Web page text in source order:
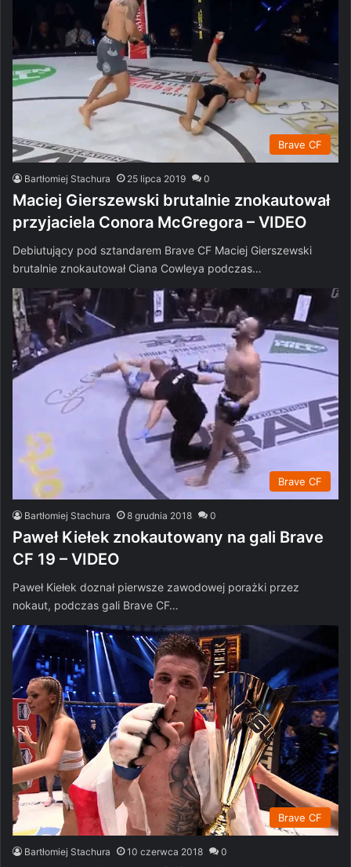
Brave CF
Bartłomiej Stachura 25 lipca 2019 0
Maciej Gierszewski brutalnie znokautował
przyjaciela Conora McGregora – VIDEO
Debiutujący pod sztandarem Brave CF Maciej Gierszewski
brutalnie znokautował Ciana Cowleya podczas…
Brave CF
Bartłomiej Stachura 8 grudnia 2018 0
Paweł Kiełek znokautowany na gali Brave
CF 19 – VIDEO
Paweł Kiełek doznał pierwsze zawodowej porażki przez
nokaut, podczas gali Brave CF…
Brave CF
Bartłomiej Stachura 10 czerwca 2018 0